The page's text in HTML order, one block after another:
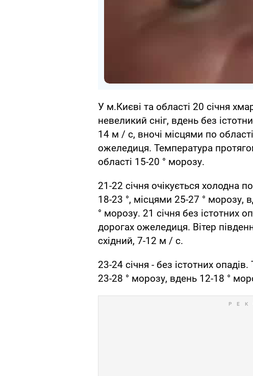
У м.Києві та області 20 січня
невеликий сніг, вдень без
14 м / с, вночі місцями по
ожеледиця. Температура
області 15-20 ° морозу.
21-22 січня очікується холодна
18-23 °, місцями 25-27 ° морозу,
° морозу. 21 січня без істотних
дорогах ожеледиця. Вітер
східний, 7-12 м / с.
23-24 січня - без істотних
23-28 ° морозу, вдень 12-18 °